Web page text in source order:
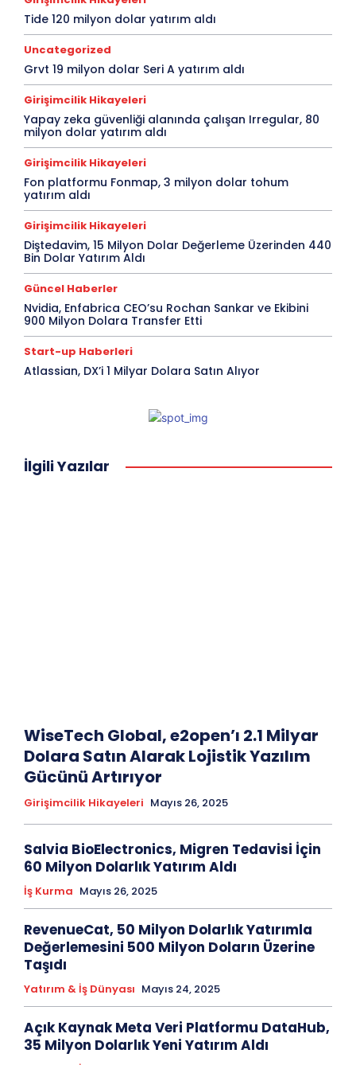
Tide 120 milyon dolar yatırım aldı
Uncategorized
Grvt 19 milyon dolar Seri A yatırım aldı
Girişimcilik Hikayeleri
Yapay zeka güvenliği alanında çalışan Irregular, 80
milyon dolar yatırım aldı
Girişimcilik Hikayeleri
Fon platformu Fonmap, 3 milyon dolar tohum
yatırım aldı
Girişimcilik Hikayeleri
Diştedavim, 15 Milyon Dolar Değerleme Üzerinden 440
Bin Dolar Yatırım Aldı
Güncel Haberler
Nvidia, Enfabrica CEO’su Rochan Sankar ve Ekibini
900 Milyon Dolara Transfer Etti
Start-up Haberleri
Atlassian, DX’i 1 Milyar Dolara Satın Alıyor
İlgili Yazılar
WiseTech Global, e2open’ı 2.1 Milyar
Dolara Satın Alarak Lojistik Yazılım
Gücünü Artırıyor
Girişimcilik Hikayeleri Mayıs 26, 2025
Salvia BioElectronics, Migren Tedavisi İçin
60 Milyon Dolarlık Yatırım Aldı
İş Kurma Mayıs 26, 2025
RevenueCat, 50 Milyon Dolarlık Yatırımla
Değerlemesini 500 Milyon Doların Üzerine
Taşıdı
Yatırım & İş Dünyası Mayıs 24, 2025
Açık Kaynak Meta Veri Platformu DataHub,
35 Milyon Dolarlık Yeni Yatırım Aldı